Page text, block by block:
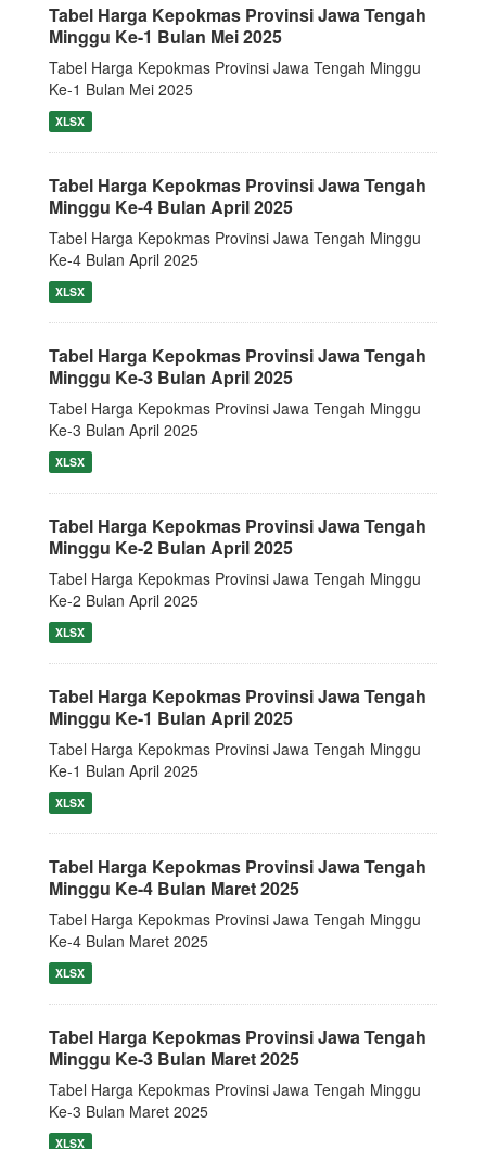
Tabel Harga Kepokmas Provinsi Jawa Tengah
Minggu Ke-1 Bulan Mei 2025
Tabel Harga Kepokmas Provinsi Jawa Tengah Minggu
Ke-1 Bulan Mei 2025
XLSX
Tabel Harga Kepokmas Provinsi Jawa Tengah
Minggu Ke-4 Bulan April 2025
Tabel Harga Kepokmas Provinsi Jawa Tengah Minggu
Ke-4 Bulan April 2025
XLSX
Tabel Harga Kepokmas Provinsi Jawa Tengah
Minggu Ke-3 Bulan April 2025
Tabel Harga Kepokmas Provinsi Jawa Tengah Minggu
Ke-3 Bulan April 2025
XLSX
Tabel Harga Kepokmas Provinsi Jawa Tengah
Minggu Ke-2 Bulan April 2025
Tabel Harga Kepokmas Provinsi Jawa Tengah Minggu
Ke-2 Bulan April 2025
XLSX
Tabel Harga Kepokmas Provinsi Jawa Tengah
Minggu Ke-1 Bulan April 2025
Tabel Harga Kepokmas Provinsi Jawa Tengah Minggu
Ke-1 Bulan April 2025
XLSX
Tabel Harga Kepokmas Provinsi Jawa Tengah
Minggu Ke-4 Bulan Maret 2025
Tabel Harga Kepokmas Provinsi Jawa Tengah Minggu
Ke-4 Bulan Maret 2025
XLSX
Tabel Harga Kepokmas Provinsi Jawa Tengah
Minggu Ke-3 Bulan Maret 2025
Tabel Harga Kepokmas Provinsi Jawa Tengah Minggu
Ke-3 Bulan Maret 2025
XLSX